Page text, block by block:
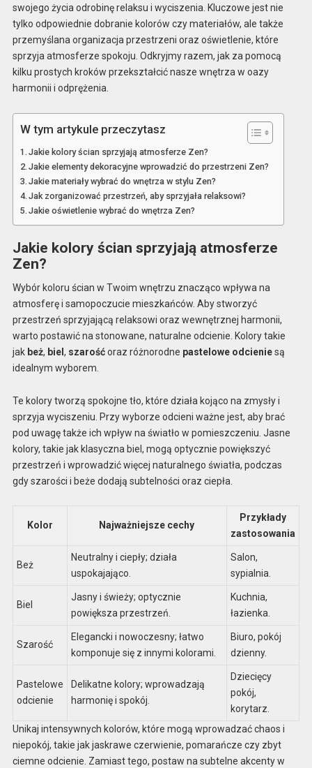
swojego życia odrobinę relaksu i wyciszenia. Kluczowe jest nie
tylko odpowiednie dobranie kolorów czy materiałów, ale także
przemyślana organizacja przestrzeni oraz oświetlenie, które
sprzyja atmosferze spokoju. Odkryjmy razem, jak za pomocą
kilku prostych kroków przekształcić nasze wnętrza w oazy
harmonii i odprężenia.
W tym artykule przeczytasz
Jakie kolory ścian sprzyjają atmosferze Zen?
Jakie elementy dekoracyjne wprowadzić do przestrzeni Zen?
Jakie materiały wybrać do wnętrza w stylu Zen?
Jak zorganizować przestrzeń, aby sprzyjała relaksowi?
Jakie oświetlenie wybrać do wnętrza Zen?
Jakie kolory ścian sprzyjają atmosferze
Zen?
Wybór koloru ścian w Twoim wnętrzu znacząco wpływa na
atmosferę i samopoczucie mieszkańców. Aby stworzyć
przestrzeń sprzyjającą relaksowi oraz wewnętrznej harmonii,
warto postawić na stonowane, naturalne odcienie. Kolory takie
jak beż, biel , szarośćoraz różnorodne pastelowe odcieniesą
idealnym wyborem.
Te kolory tworzą spokojne tło, które działa kojąco na zmysły i
sprzyja wyciszeniu. Przy wyborze odcieni ważne jest, aby brać
pod uwagę także ich wpływ na światło w pomieszczeniu. Jasne
kolory, takie jak klasyczna biel, mogą optycznie powiększyć
przestrzeń i wprowadzić więcej naturalnego światła, podczas
gdy szarości i beże dodają subtelności oraz ciepła.
Kolor Najważniejsze cechy
Przykłady
zastosowania
Beż
Neutralny i ciepły; działa
uspokajająco.
Salon,
sypialnia.
Biel
Jasny i świeży; optycznie
powiększa przestrzeń.
Kuchnia,
łazienka.
Szarość
Elegancki i nowoczesny; łatwo
komponuje się z innymi kolorami.
Biuro, pokój
dzienny.
Pastelowe
odcienie
Delikatne kolory; wprowadzają
harmonię i spokój.
Dziecięcy
pokój,
korytarz.
Unikaj intensywnych kolorów, które mogą wprowadzać chaos i
niepokój, takie jak jaskrawe czerwienie, pomarańcze czy zbyt
ciemne odcienie. Zamiast tego, postaw na subtelne akcenty w